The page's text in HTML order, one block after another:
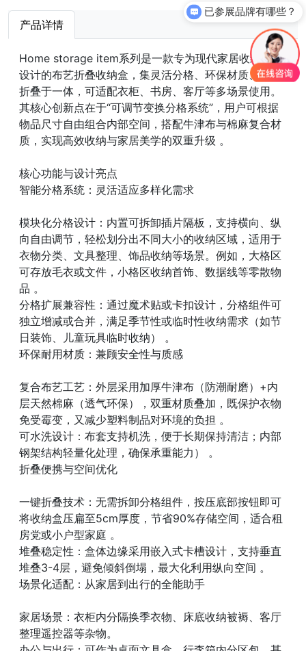
产品详情
Home storage item系列是一款专为现代家居收纳需求
设计的布艺折叠收纳盒，集灵活分格、环保材质、便携
折叠于一体，可适配衣柜、书房、客厅等多场景使用。
其核心创新点在于“可调节变换分格系统”，用户可根据
物品尺寸自由组合内部空间，搭配牛津布与棉麻复合材
质，实现高效收纳与家居美学的双重升级 。
核心功能与设计亮点
智能分格系统：灵活适应多样化需求
模块化分格设计：内置可拆卸插片隔板，支持横向、纵
向自由调节，轻松划分出不同大小的收纳区域，适用于
衣物分类、文具整理、饰品收纳等场景。例如，大格区
可存放毛衣或文件，小格区收纳首饰、数据线等零散物
品 。
分格扩展兼容性：通过魔术贴或卡扣设计，分格组件可
独立增减或合并，满足季节性或临时性收纳需求（如节
日装饰、儿童玩具临时收纳） 。
环保耐用材质：兼顾安全性与质感
复合布艺工艺：外层采用加厚牛津布（防潮耐磨）+内
层天然棉麻（透气环保），双重材质叠加，既保护衣物
免受霉变，又减少塑料制品对环境的负担 。
可水洗设计：布套支持机洗，便于长期保持清洁；内部
钢架结构轻量化处理，确保承重能力） 。
折叠便携与空间优化
一键折叠技术：无需拆卸分格组件，按压底部按钮即可
将收纳盒压扁至5cm厚度，节省90%存储空间，适合租
房党或小户型家庭 。
堆叠稳定性：盒体边缘采用嵌入式卡槽设计，支持垂直
堆叠3-4层，避免倾斜倒塌，最大化利用纵向空间 。
场景化适配：从家居到出行的全能助手
家居场景：衣柜内分隔换季衣物、床底收纳被褥、客厅
整理遥控器等杂物。
已参展品牌有哪些？